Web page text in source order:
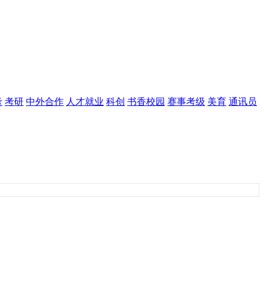
考研 中外合作 人才就业 科创 书香校园 赛事考级 美育 通讯员